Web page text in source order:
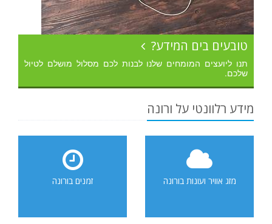
טובעים בים המידע?
תנו ליועצים המומחים שלנו לבנות לכם מסלול מושלם לטיול
שלכם.
מידע רלוונטי על ורונה
מזג אוויר ועונות בורונה זמנים בורונה